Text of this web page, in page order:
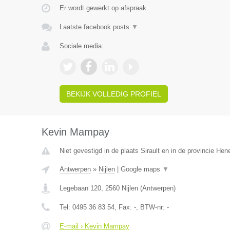
Er wordt gewerkt op afspraak.
Laatste facebook posts ▼
Sociale media:
BEKIJK VOLLEDIG PROFIEL
Kevin Mampay
Niet gevestigd in de plaats Sirault en in de provincie
Antwerpen» Nijlen| Google maps ▼
Legebaan 120, 2560 Nijlen(Antwerpen)
Tel: 0495 36 83 54, Fax: -, BTW-nr: -
E-mail › Kevin Mampay